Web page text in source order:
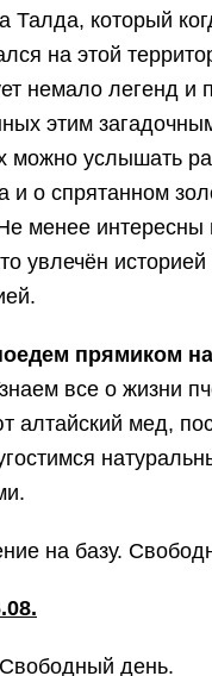
Талда, который
на этой
немало легенд и
этим
можно услышать
и о спрятанном
менее
увлечён историей
прямиком
все о жизни
алтайский мед,
на базу.
Свободный день.